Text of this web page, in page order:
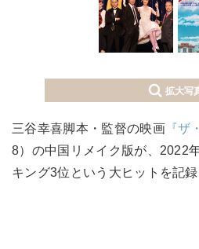
拡大写
三谷幸喜脚本・監督の映画『ザ
8）の中国リメイク版が、2022
キング3位という大ヒットを記録